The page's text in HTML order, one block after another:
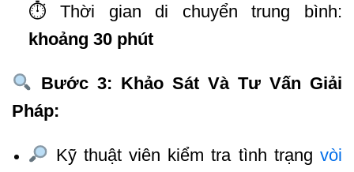
⏱ Thời gian di chuyển trung bình:
khoảng 30 phút
Bước 3: Khảo Sát Và Tư Vấn Giải
Pháp:
Kỹ thuật viên kiểm tra tình trạng vòi